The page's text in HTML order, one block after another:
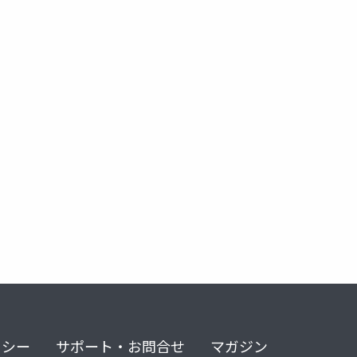
ー サポート・お問合せ マガジン